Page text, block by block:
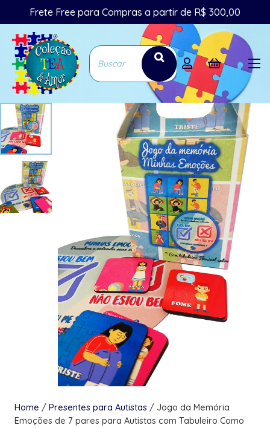
Frete Free para Compras a partir de R$ 300,00
Home / Presentes para Autistas / Jogo da Memória
Emoções de 7 pares para Autistas com Tabuleiro Como